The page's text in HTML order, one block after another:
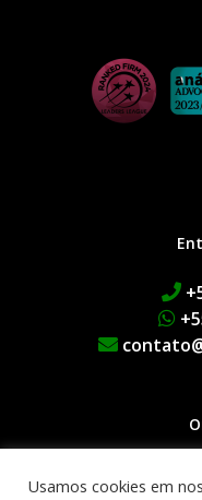
Rua
Usamos cookies em